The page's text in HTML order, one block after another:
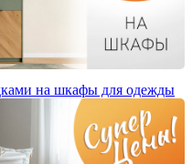
на шкафы для одежды